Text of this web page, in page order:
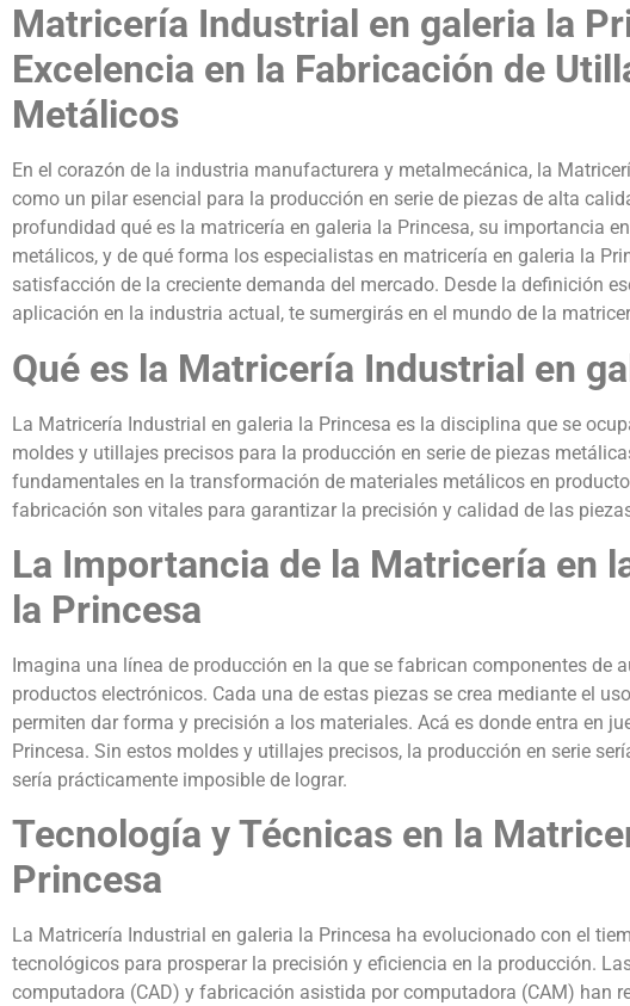
Matricería Industrial en galeria la
Excelencia en la Fabricación de
Metálicos
En el corazón de la industria manufacturera y metalmecánica, la
como un pilar esencial para la producción en serie de piezas de alta
profundidad qué es la matricería en galeria la Princesa, su importancia
metálicos, y de qué forma los especialistas en matricería en galeria la
satisfacción de la creciente demanda del mercado. Desde la definición
aplicación en la industria actual, te sumergirás en el mundo de la
Qué es la Matricería Industrial en
La Matricería Industrial en galeria la Princesa es la disciplina que se
moldes y utillajes precisos para la producción en serie de piezas
fundamentales en la transformación de materiales metálicos en
fabricación son vitales para garantizar la precisión y calidad de las
La Importancia de la Matricería en
la Princesa
Imagina una línea de producción en la que se fabrican componentes de
productos electrónicos. Cada una de estas piezas se crea mediante el
permiten dar forma y precisión a los materiales. Acá es donde entra en
Princesa. Sin estos moldes y utillajes precisos, la producción en serie
sería prácticamente imposible de lograr.
Tecnología y Técnicas en la
Princesa
La Matricería Industrial en galeria la Princesa ha evolucionado con el
tecnológicos para prosperar la precisión y eficiencia en la producción.
computadora (CAD) y fabricación asistida por computadora (CAM) han